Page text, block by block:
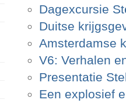
Dagexcursie
Duitse
Amsterdamse
V6: Verhalen
Presentatie
Een explosief